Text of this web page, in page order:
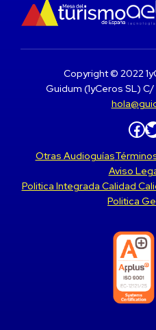
Copyright © 2022
Guidum (1yCeros SL)
Facebook Twitter
Otras Audioguías
Aviso
Politica Integrada Calidad
Politica